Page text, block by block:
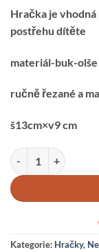
Hračka je
postřehu dítěte
materiál-buk-olše
ručně řezané a
š13cm×v9 cm
Kravička Máňa -
Kategorie: Hračky,